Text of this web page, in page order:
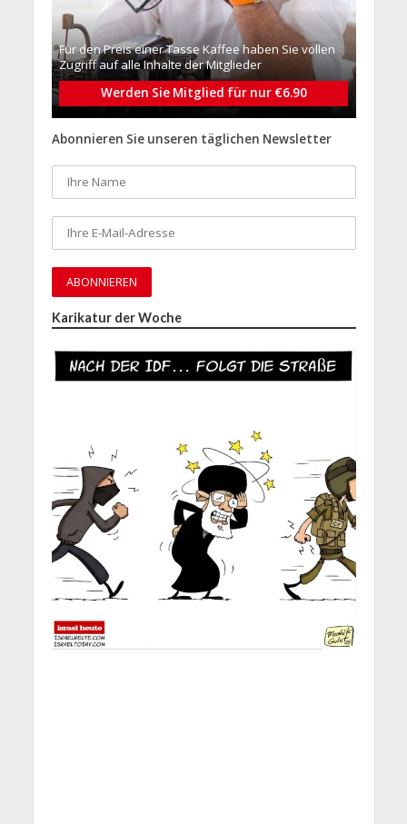
Für den Preis einer Tasse Kaffee haben Sie vollen
Zugriff auf alle Inhalte der Mitglieder
Werden Sie Mitglied für nur €6.90
Abonnieren Sie unseren täglichen Newsletter
Karikatur der Woche